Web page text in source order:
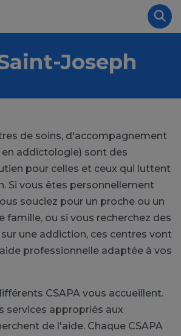
Joseph
de soins, d'accompagnement
addictologie) sont des
pour celles et ceux qui luttent
Si vous êtes personnellement
souciez pour un proche ou un
famille, ou si vous recherchez des
une addiction, ces centres vont
professionnelle adaptée à vos
CSAPA vous accueillent.
services appropriés aux
de l'aide. Chaque CSAPA
des cookies